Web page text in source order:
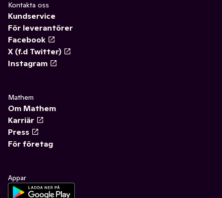
Kontakta oss
Kundservice
För leverantörer
Facebook
X (f.d Twitter)
Instagram
Mathem
Om Mathem
Karriär
Press
För företag
Appar